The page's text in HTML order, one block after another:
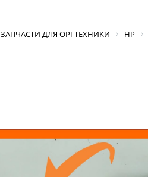
ЗАПЧАСТИ ДЛЯ ОРГТЕХНИКИ HP